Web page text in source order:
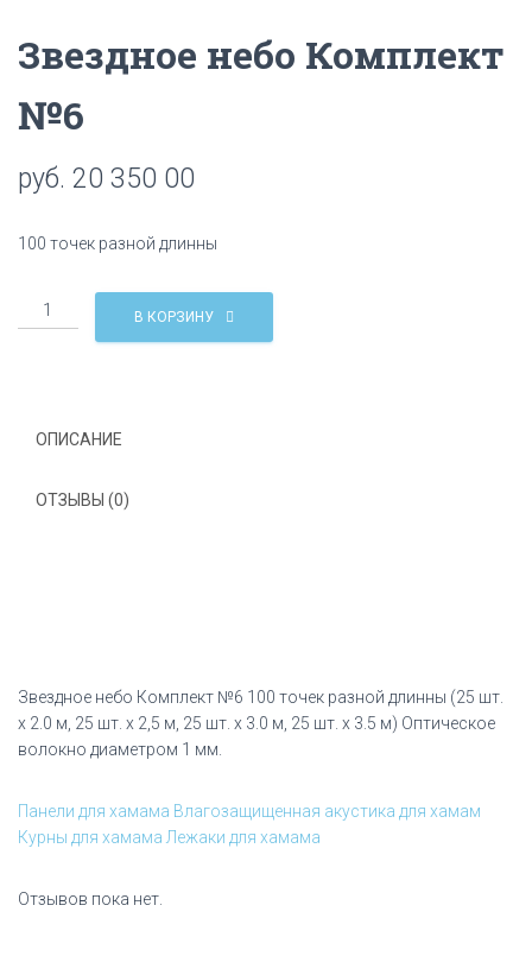
Ю
Звездное небо Комплект
№6
руб. 20 350 00
100 точек разной длинны
Количество
Звездное
В КОРЗИНУ
ОПИСАНИЕ
ОТЗЫВЫ (0)
Звездное небо Комплект №6 100 точек разной длинны (25 шт.
х 2.0 м, 25 шт. х 2,5 м, 25 шт. х 3.0 м, 25 шт. х 3.5 м) Оптическое
волокно диаметром 1 мм.
Панели для хамама Влагозащищенная акустика для хамам
Курны для хамама Лежаки для хамама
Отзывов пока нет.